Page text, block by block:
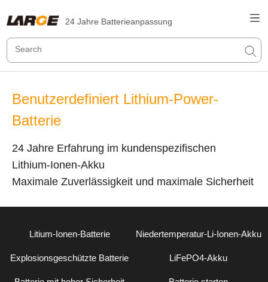
24 Jahre Batterieanpassung
Benutzerdefiniert Lithium-Power-
Batterie
24 Jahre Erfahrung im kundenspezifischen
Lithium-Ionen-Akku
Maximale Zuverlässigkeit und maximale Sicherheit
Litium-Ionen-Batterie Niedertemperatur-Li-Ionen-Akku
Explosionsgeschützte Batterie LiFePO4-Akku